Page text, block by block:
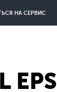
НА СЕРВИС
EPS